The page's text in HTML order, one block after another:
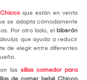
que están en venta
se adapta cómodamente
Por otro lado, el biberón
que ayuda a reducir
de elegir entre diferentes
las sillas comedor para